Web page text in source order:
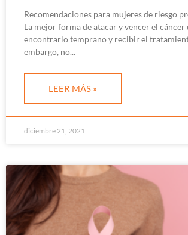
Recomendaciones para mujeres de riesgo
La mejor forma de atacar y vencer el cáncer
encontrarlo temprano y recibir el
embargo, no
LEER MÁS »
diciembre 21, 2021